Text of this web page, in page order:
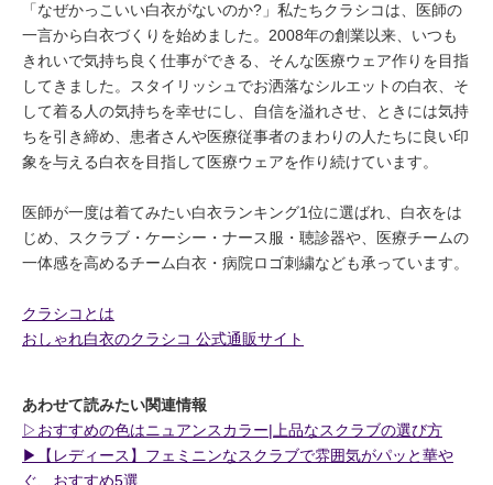
「なぜかっこいい白衣がないのか?」私たちクラシコは、医師の
一言から白衣づくりを始めました。2008年の創業以来、いつも
きれいで気持ち良く仕事ができる、そんな医療ウェア作りを目指
してきました。スタイリッシュでお洒落なシルエットの白衣、そ
して着る人の気持ちを幸せにし、自信を溢れさせ、ときには気持
ちを引き締め、患者さんや医療従事者のまわりの人たちに良い印
象を与える白衣を目指して医療ウェアを作り続けています。
医師が一度は着てみたい白衣ランキング1位に選ばれ、白衣をは
じめ、スクラブ・ケーシー・ナース服・聴診器や、医療チームの
一体感を高めるチーム白衣・病院ロゴ刺繍なども承っています。
クラシコとは
おしゃれ白衣のクラシコ 公式通販サイト
あわせて読みたい関連情報
▷おすすめの色はニュアンスカラー|上品なスクラブの選び方
▶︎【レディース】フェミニンなスクラブで雰囲気がパッと華や
ぐ、おすすめ5選